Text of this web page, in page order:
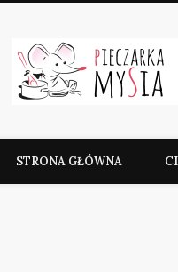
Pieczarka MySia
Facebook
STRONA GŁÓWNA